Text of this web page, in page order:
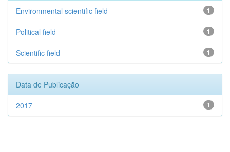
1
Environmental scientific field
1
Political field
1
Scientific field
Data de Publicação
1
2017